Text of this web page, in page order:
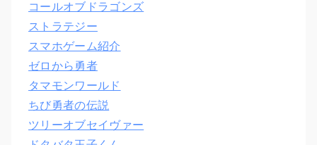
コールオブドラゴンズ
ストラテジー
スマホゲーム紹介
ゼロから勇者
タマモンワールド
ちび勇者の伝説
ツリーオブセイヴァー